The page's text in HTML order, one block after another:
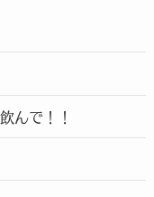
んで！！